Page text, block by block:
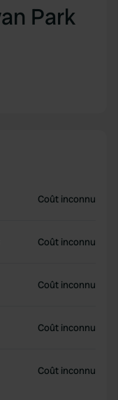
Park
Coût inconnu
Coût inconnu
Coût inconnu
Coût inconnu
Coût inconnu